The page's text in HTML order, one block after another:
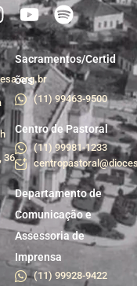
36
Sacramentos/Certid
ões
(11) 99463-9500
Centro de Pastoral
(11) 99981-1233
Departamento de
Comunicação e
Assessoria de
Imprensa
(11) 99928-9422